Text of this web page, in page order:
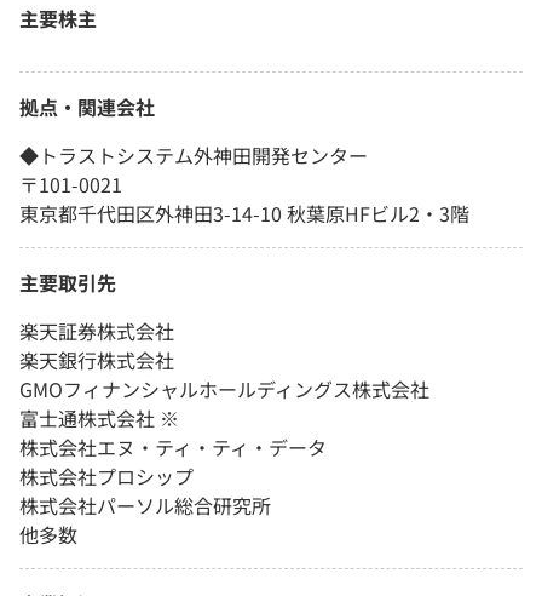
主要株主
拠点・関連会社
◆トラストシステム外神田開発センター
〒101-0021
東京都千代田区外神田3-14-10 秋葉原HFビル2・3階
主要取引先
楽天証券株式会社
楽天銀行株式会社
GMOフィナンシャルホールディングス株式会社
富士通株式会社 ※
株式会社エヌ・ティ・ティ・データ
株式会社プロシップ
株式会社パーソル総合研究所
他多数